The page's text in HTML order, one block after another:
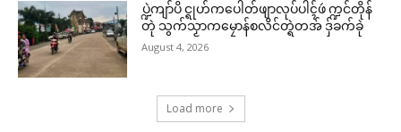
ပ္ဍဲကျာ်ပိ င္ရုဟ်ကပေါတ်ဖျာလုပ်ပါၚ်ဖဴ က္ဍင်တိုန်
တုဲ သွက်သၟာကမၠောန်စလိင်တ္ရဲတအ် ဒှ်ခက်ခုဲ
August 4, 2026
Load more